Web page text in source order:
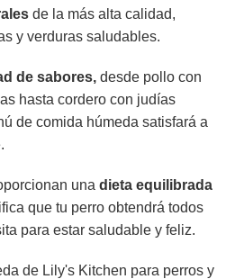
de la más alta calidad,
y verduras saludables.
de sabores, desde pollo con
hasta cordero con judías
de comida húmeda satisfará a
una dieta equilibrada
que tu perro obtendrá todos
para estar saludable y feliz.
de Lily's Kitchen para perros y